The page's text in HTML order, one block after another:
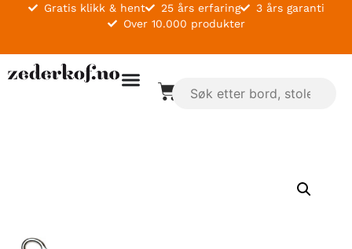
Gratis klikk & hent 25 års erfaring
3 års garanti
Over 10.000 produkter